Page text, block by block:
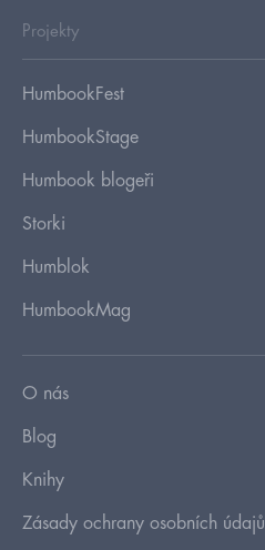
Projekty
HumbookFest
HumbookStage
Humbook blogeři
Storki
Humblok
HumbookMag
O nás
Blog
Knihy
Zásady ochrany osobních údajů